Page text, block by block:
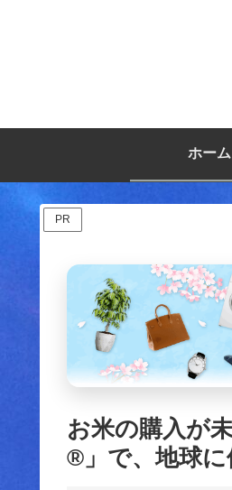
ホーム
PR
お米の購入が
®︎」で、地球に